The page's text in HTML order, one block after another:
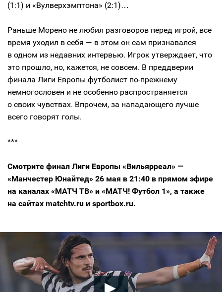
(1:1) и «Вулверхэмптона» (2:1)…
Раньше Морено не любил разговоров перед игрой, все
время уходил в себя — в этом он сам признавался
в одном из недавних интервью. Игрок утверждает, что
это прошло, но, кажется, не совсем. В преддверии
финала Лиги Европы футболист по-прежнему
немногословен и не особенно распространяется
о своих чувствах. Впрочем, за нападающего лучше
всего говорят голы.
***
Смотрите финал Лиги Европы «Вильярреал» —
«Манчестер Юнайтед» 26 мая в 21:40 в прямом эфире
на каналах «МАТЧ ТВ» и «МАТЧ! Футбол 1», а также
на сайтах matchtv.ru и sportbox.ru.